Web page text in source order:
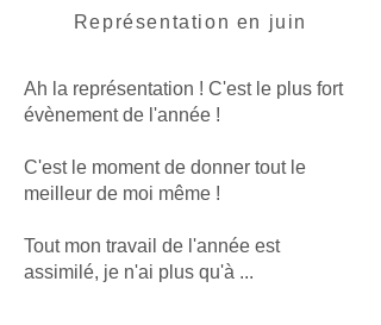
Représentation en juin
Ah la représentation ! C'est le plus fort
évènement de l'année !
C'est le moment de donner tout le
meilleur de moi même !
Tout mon travail de l'année est
assimilé, je n'ai plus qu'à ...